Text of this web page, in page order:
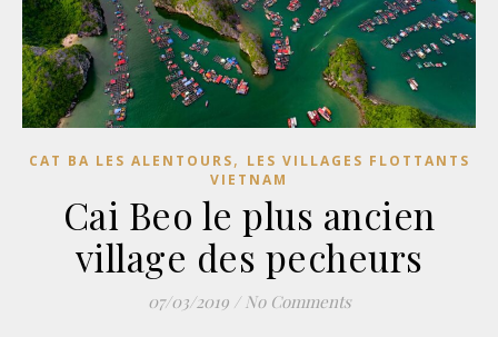
CAT BA LES ALENTOURS, LES VILLAGES FLOTTANTS
VIETNAM
Cai Beo le plus ancien
village des pecheurs
07/03/2019 / No Comments